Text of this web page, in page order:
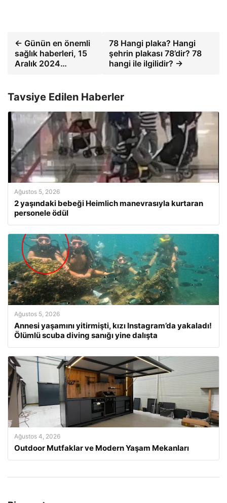
← Günün en önemli
sağlık haberleri, 15
Aralık 2024…
78 Hangi plaka? Hangi
şehrin plakası 78’dir? 78
hangi ile ilgilidir? →
Tavsiye Edilen Haberler
Ağustos 5, 2026
2 yaşındaki bebeği Heimlich manevrasıyla kurtaran
personele ödül
Ağustos 5, 2026
Annesi yaşamını yitirmişti, kızı Instagram’da yakaladı!
Ölümlü scuba diving sanığı yine dalışta
Ağustos 4, 2026
Outdoor Mutfaklar ve Modern Yaşam Mekanları